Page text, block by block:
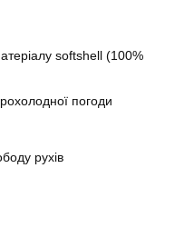
softshell (100%
погоди
рухів